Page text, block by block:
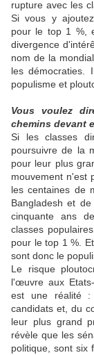
rupture avec les
Si vous y
pour le top 1 %,
divergence
nom de la
les démocraties.
populisme et
Vous voulez
chemins devant
Si les classes
poursuivre de la
pour leur plus
mouvement n'est
les centaines de
Bangladesh et
cinquante ans
classes
pour le top 1 %.
sont donc le
Le risque
l'œuvre aux
est une réalité :
candidats et, du
leur plus grand
révèle que les
politique, sont six